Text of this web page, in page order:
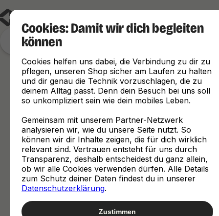
Cookies: Damit wir dich begleiten
können
Cookies helfen uns dabei, die Verbindung zu dir zu
pflegen, unseren Shop sicher am Laufen zu halten
und dir genau die Technik vorzuschlagen, die zu
deinem Alltag passt. Denn dein Besuch bei uns soll
so unkompliziert sein wie dein mobiles Leben.
Gemeinsam mit unserem Partner-Netzwerk
analysieren wir, wie du unsere Seite nutzt. So
können wir dir Inhalte zeigen, die für dich wirklich
relevant sind. Vertrauen entsteht für uns durch
Transparenz, deshalb entscheidest du ganz allein,
ob wir alle Cookies verwenden dürfen. Alle Details
zum Schutz deiner Daten findest du in unserer
Datenschutzerklärung.
Zustimmen